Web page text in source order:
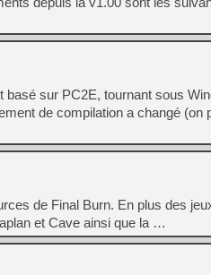
[Mo5] Deux inédits du
[GK] Le beat'em up The
[GK] Endless Legend 2 :
[LS] [PS5] Premiers
sur PC2E, tournant sous
de compilation a changé (on
de Final Burn. En plus des
et Cave ainsi que la …